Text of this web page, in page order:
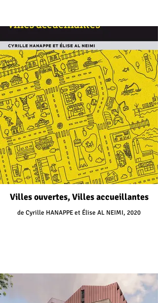
Villes ouvertes, Villes accueillantes
de Cyrille HANAPPE et Élise AL NEIMI, 2020